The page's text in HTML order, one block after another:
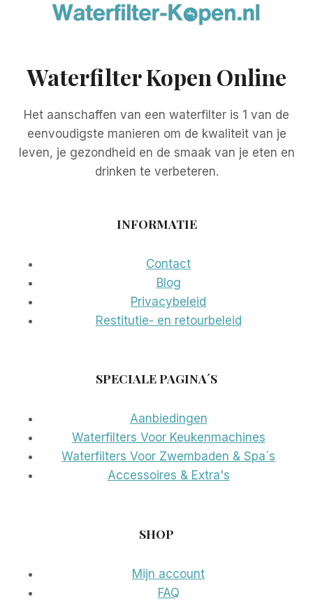
Waterfilter Kopen Online
Het aanschaffen van een waterfilter is 1 van de
eenvoudigste manieren om de kwaliteit van je
leven, je gezondheid en de smaak van je eten en
drinken te verbeteren.
INFORMATIE
Contact
Blog
Privacybeleid
Restitutie- en retourbeleid
SPECIALE PAGINA´S
Aanbiedingen
Waterfilters Voor Keukenmachines
Waterfilters Voor Zwembaden & Spa´s
Accessoires & Extra's
SHOP
Mijn account
FAQ